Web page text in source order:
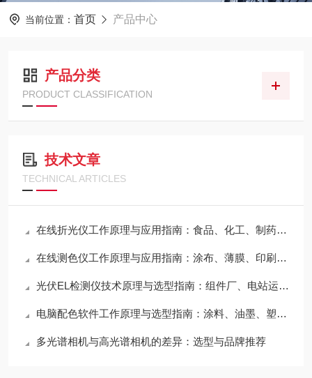
当前位置： 首页 产品中心
产品分类
PRODUCT CLASSIFICATION
技术文章
TECHNICAL ARTICLES
在线折光仪工作原理与应用指南：食品、化工、制药行业必读
在线测色仪工作原理与应用指南：涂布、薄膜、印刷行业必读
光伏EL检测仪技术原理与选型指南：组件厂、电站运维必看
电脑配色软件工作原理与选型指南：涂料、油墨、塑料行业必看
多光谱相机与高光谱相机的差异：选型与品牌推荐